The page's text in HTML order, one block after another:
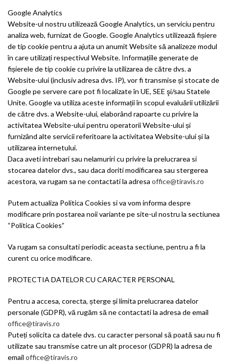
Google Analytics
Website-ul nostru utilizează Google Analytics, un serviciu pentru
analiza web, furnizat de Google. Google Analytics utilizează fișiere
de tip cookie pentru a ajuta un anumit Website să analizeze modul
în care utilizați respectivul Website. Informațiile generate de
fișierele de tip cookie cu privire la utilizarea de către dvs. a
Website-ului (inclusiv adresa dvs. IP), vor fi transmise și stocate de
Google pe servere care pot fi localizate în UE, SEE şi/sau Statele
Unite. Google va utiliza aceste informații în scopul evaluării utilizării
de către dvs. a Website-ului, elaborând rapoarte cu privire la
activitatea Website-ului pentru operatorii Website-ului și
furnizând alte servicii referitoare la activitatea Website-ului și la
utilizarea internetului.
Daca aveti intrebari sau nelamuriri cu privire la prelucrarea si
stocarea datelor dvs., sau daca doriti modificarea sau stergerea
acestora, va rugam sa ne contactati la adresa office@tiravis.ro
Putem actualiza Politica Cookies si va vom informa despre
modificare prin postarea noii variante pe site-ul nostru la sectiunea
“Politica Cookies”
Va rugam sa consultati periodic aceasta sectiune, pentru a fi la
curent cu orice modificare.
PROTECTIA DATELOR CU CARACTER PERSONAL
Pentru a accesa, corecta, șterge și limita prelucrarea datelor
personale (GDPR), vă rugăm să ne contactati la adresa de email
office@tiravis.ro
Puteți solicita ca datele dvs. cu caracter personal să poată sau nu fi
utilizate sau transmise catre un alt procesor (GDPR) la adresa de
email office@tiravis.ro